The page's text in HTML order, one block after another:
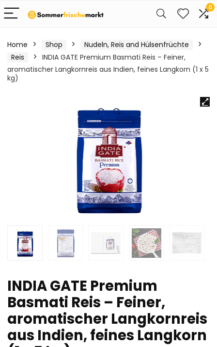
0
Home Shop
Nudeln, Reis and Hülsenfrüchte
Reis
INDIA GATE Premium Basmati Reis – Feiner,
aromatischer Langkornreis aus Indien, feines Langkorn (1 x 5
kg)
INDIA GATE Premium
Basmati Reis – Feiner,
aromatischer Langkornreis
aus Indien, feines Langkorn